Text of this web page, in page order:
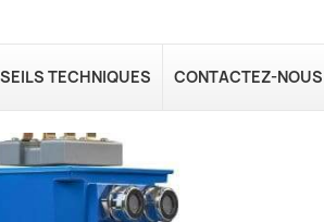
TECHNIQUES CONTACTEZ-